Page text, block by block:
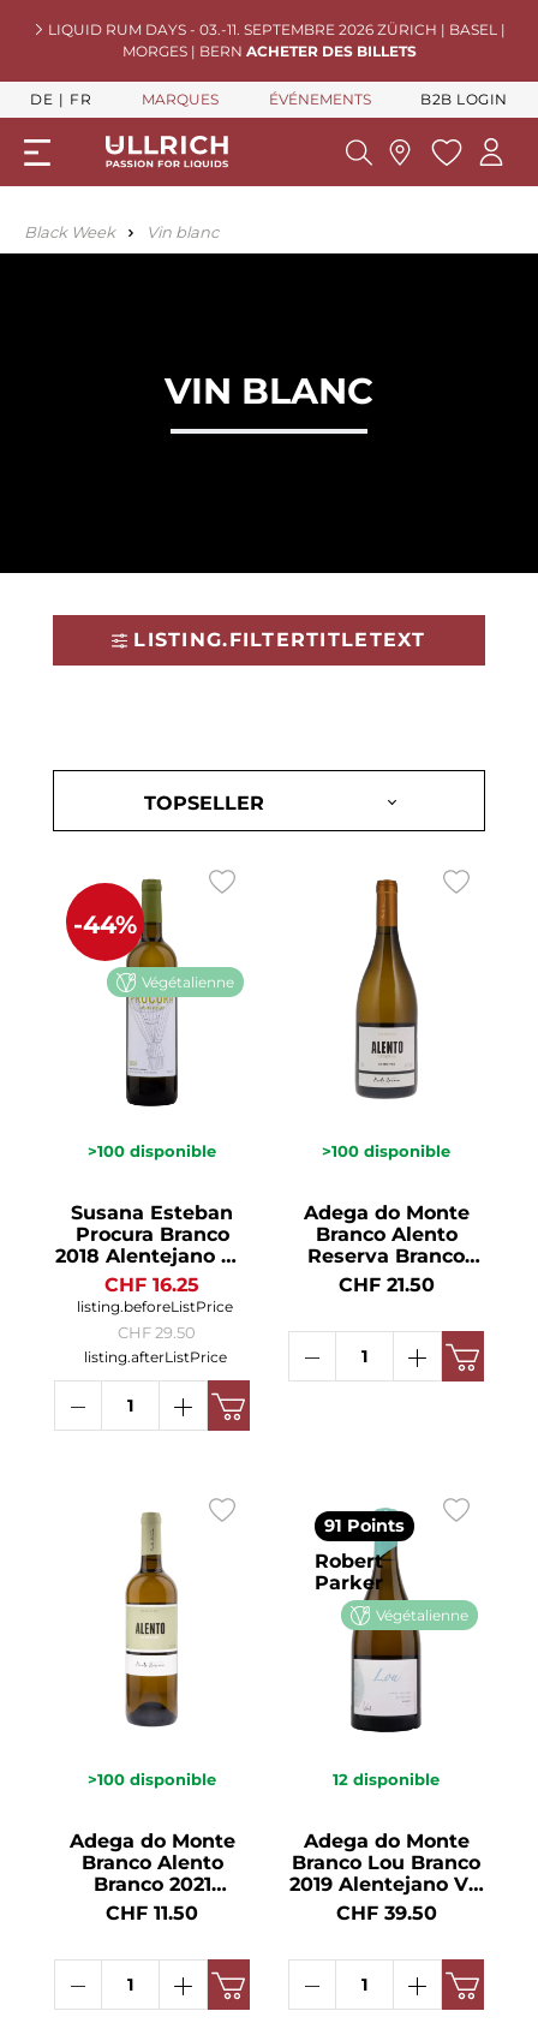
LIQUID RUM DAYS - 03.-11. SEPTEMBRE 2026 ZÜRICH | BASEL |
MORGES | BERN ACHETER DES BILLETS
DE FR MARQUES ÉVÉNEMENTS B2B LOGIN
Black Week Vin blanc
VIN BLANC
LISTING.FILTERTITLETEXT
-44%
Végétalienne
>100 disponible
Susana Esteban
Procura Branco
2018 Alentejano VR
12.5° 75cl
CHF 16.25
listing.beforeListPrice
CHF 29.50
listing.afterListPrice
>100 disponible
Adega do Monte
Branco Alento
Reserva Branco
2022 Alentejano VR
12.5° 75cl
CHF 21.50
>100 disponible
Adega do Monte
Branco Alento
Branco 2021
Alentejano VR 12.5°
75cl
CHF 11.50
91 Points
Robert
Parker
Végétalienne
12 disponible
Adega do Monte
Branco Lou Branco
2019 Alentejano VR
12.5° 75cl
CHF 39.50